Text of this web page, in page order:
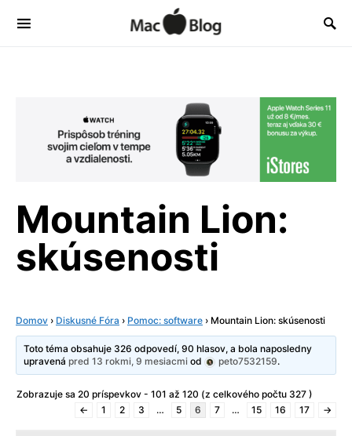
Mountain Lion:
skúsenosti
Domov › Diskusné Fóra › Pomoc: software › Mountain Lion: skúsenosti
Toto téma obsahuje 326 odpovedí, 90 hlasov, a bola naposledny
upravenápred 13 rokmi, 9 mesiacmi od peto7532159.
Zobrazuje sa 20 príspevkov - 101 až 120 (z celkového počtu 327 )
←
1 2 3 … 5 6 7 … 15 16 17 →